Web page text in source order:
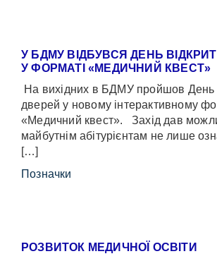
У БДМУ ВІДБУВСЯ ДЕНЬ
У ФОРМАТІ «МЕДИЧНИЙ КВЕСТ»
На вихідних в БДМУ пройшов День
дверей у новому інтерактивному
«Медичний квест». Захід дав
майбутнім абітурієнтам не лише
[…]
Позначки
РОЗВИТОК МЕДИЧНОЇ ОСВІТИ